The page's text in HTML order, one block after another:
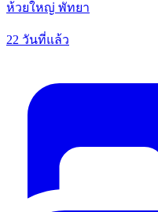
ห้วยใหญ่ พัทยา
22 วันที่แล้ว